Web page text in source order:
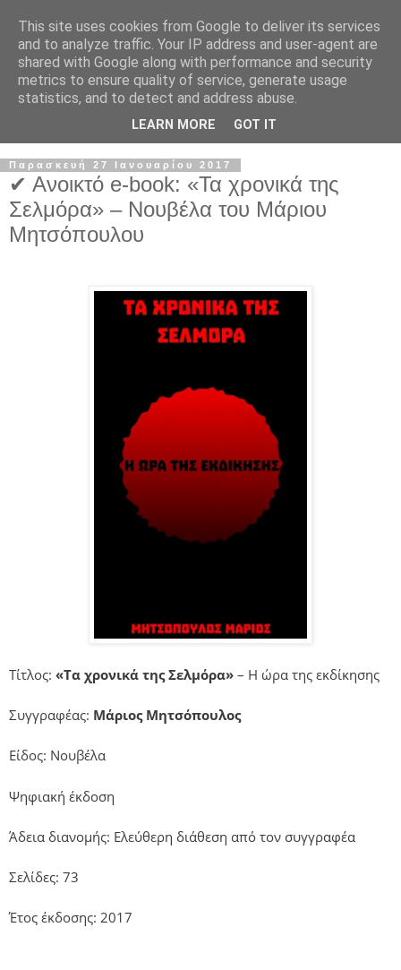
Παρασκευή 27 Ιανουαρίου 2017
✔ Ανοικτό e-book: «Τα χρονικά της
Σελμόρα» – Νουβέλα του Μάριου
Μητσόπουλου
Τίτλος: «Τα χρονικά της Σελμόρα» – Η ώρα της εκδίκησης
Συγγραφέας: Μάριος Μητσόπουλος
Είδος: Νουβέλα
Ψηφιακή έκδοση
Άδεια διανομής: Ελεύθερη διάθεση από τον συγγραφέα
Σελίδες: 73
Έτος έκδοσης: 2017
This site uses cookies from Google to deliver its services
and to analyze traffic. Your IP address and user-agent are
shared with Google along with performance and security
metrics to ensure quality of service, generate usage
statistics, and to detect and address abuse.
LEARN MORE GOT IT